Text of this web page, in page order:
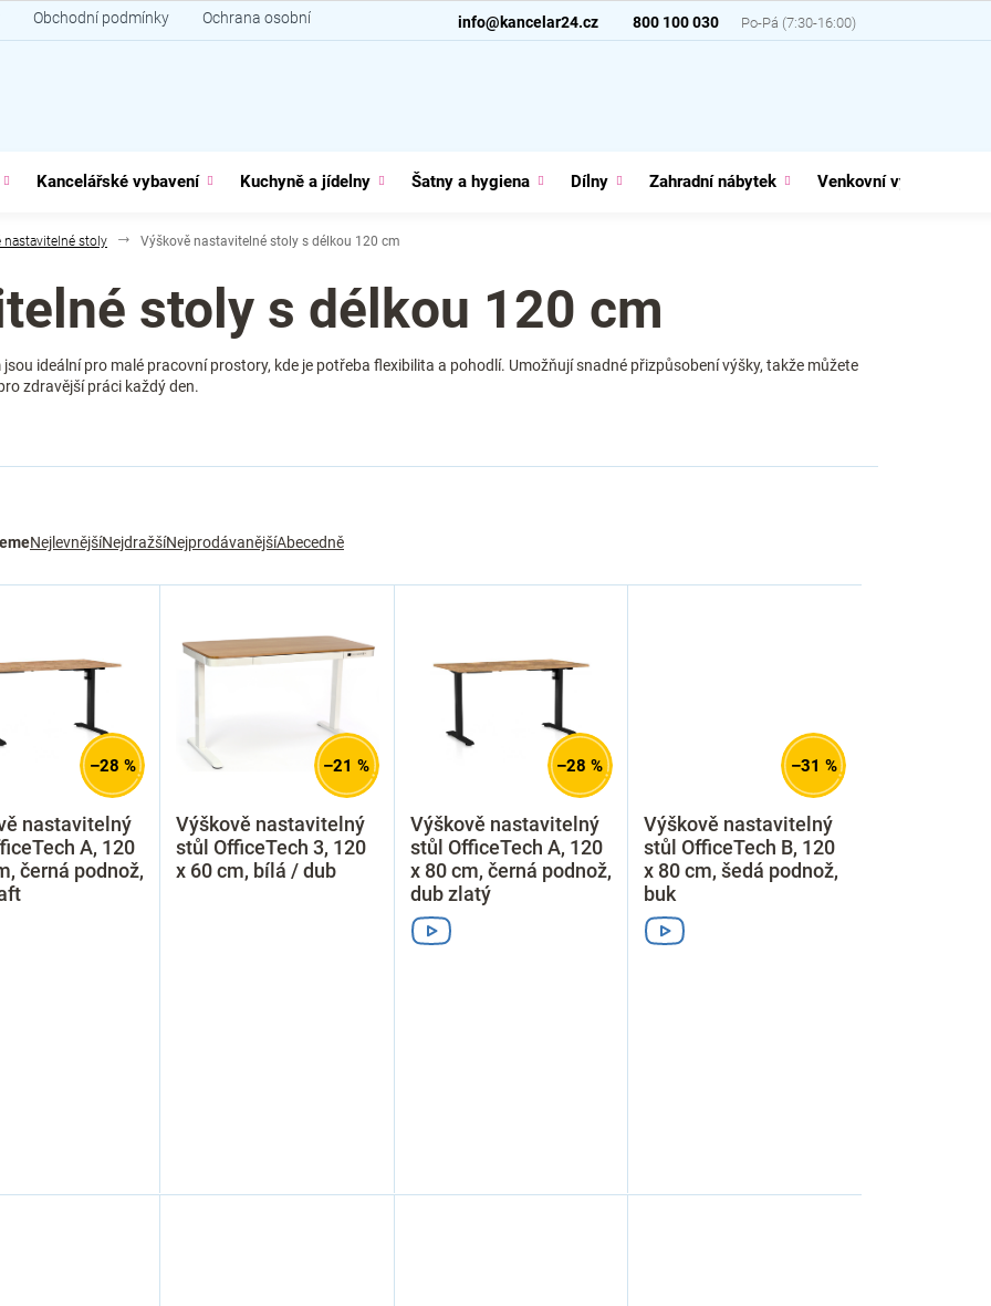
800 100 030
info@kancelar24.cz
Obchodní podmínky Ochrana osobních údajů
Kancelářské vybavení Kuchyně a jídelny Šatny a hygiena Dílny Zahradní nábytek Venkovní vybavení
nastavitelné stoly Výškově nastavitelné stoly s délkou 120 cm
stoly s délkou 120 cm
jsou ideální pro malé pracovní prostory, kde je potřeba flexibilita a pohodlí. Umožňují snadné přizpůsobení výšky, takže můžete
zdravější práci každý den.
NejlevnějšíNejdražšíNejprodávanějšíAbecedně
–28 %
nastavitelný
A, 120
černá podnož,
–21 %
Výškově nastavitelný
stůl OfficeTech 3, 120
x 60 cm, bílá / dub
–28 %
Výškově nastavitelný
stůl OfficeTech A, 120
x 80 cm, černá podnož,
dub zlatý
–31 %
Výškově nastavitelný
stůl OfficeTech B, 120
x 80 cm, šedá podnož,
buk